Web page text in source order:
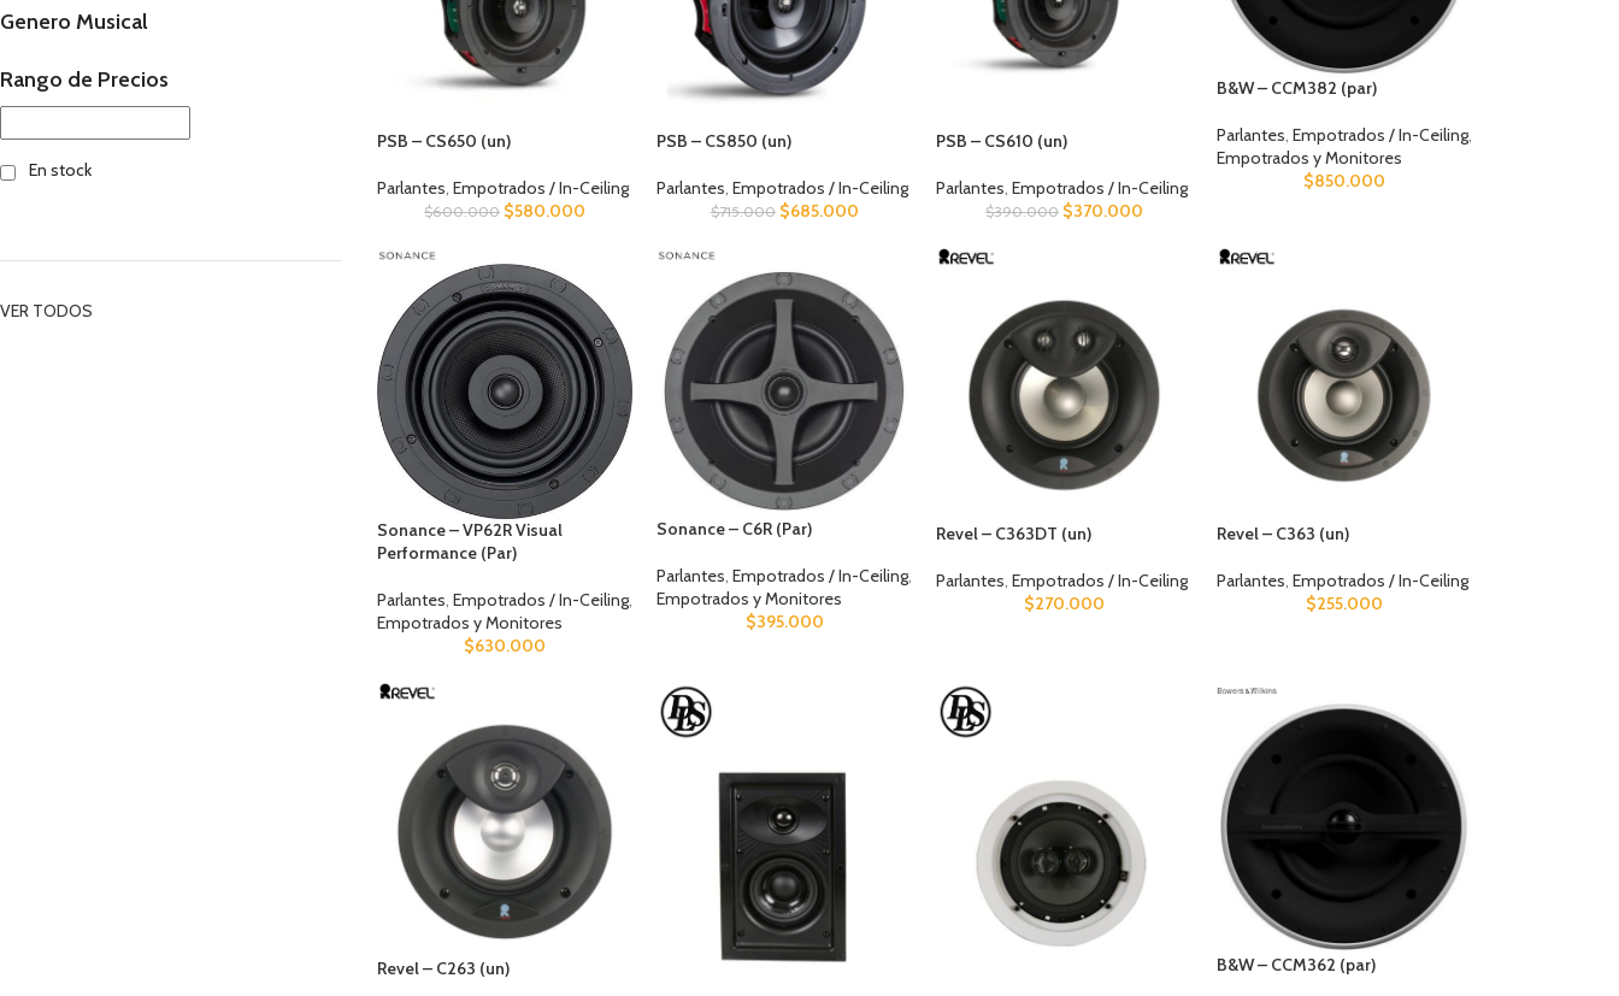
Genero Musical
Rango de Precios
En stock
VER TODOS
PSB – CS650 (un)
Parlantes, Empotrados / In-Ceiling
$600.000 $580.000
PSB – CS850 (un)
Parlantes, Empotrados / In-Ceiling
$715.000 $685.000
PSB – CS610 (un)
Parlantes, Empotrados / In-Ceiling
$390.000 $370.000
B&W – CCM382 (par)
Parlantes, Empotrados / In-Ceiling,
Empotrados y Monitores
$850.000
Sonance – VP62R Visual
Performance (Par)
Parlantes, Empotrados / In-Ceiling,
Empotrados y Monitores
$630.000
Sonance – C6R (Par)
Parlantes, Empotrados / In-Ceiling,
Empotrados y Monitores
$395.000
Revel – C363DT (un)
Parlantes, Empotrados / In-Ceiling
$270.000
Revel – C363 (un)
Parlantes, Empotrados / In-Ceiling
$255.000
Revel – C263 (un) B&W – CCM362 (par)